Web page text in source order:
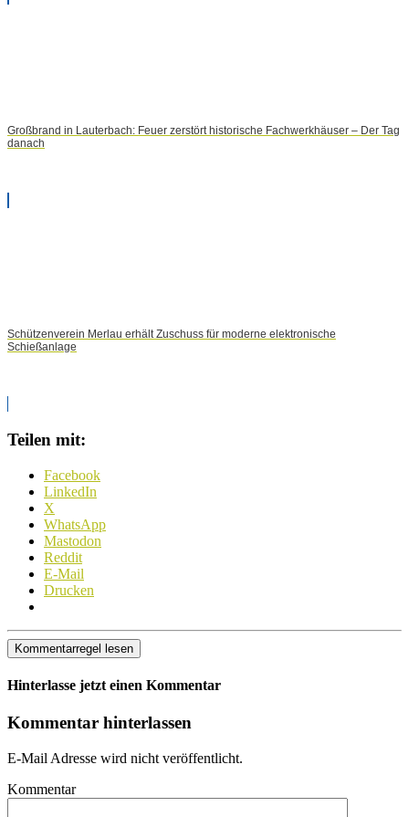
Großbrand in Lauterbach: Feuer zerstört historische Fachwerkhäuser – Der Tag
danach
Schützenverein Merlau erhält Zuschuss für moderne elektronische
Schießanlage
Teilen mit:
Facebook
LinkedIn
X
WhatsApp
Mastodon
Reddit
E-Mail
Drucken
Kommentarregel lesen
Hinterlasse jetzt einen Kommentar
Kommentar hinterlassen
E-Mail Adresse wird nicht veröffentlicht.
Kommentar